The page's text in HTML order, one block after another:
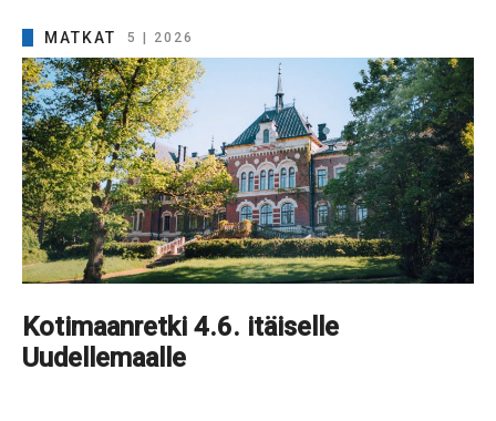
MATKAT 5 | 2026
Kotimaanretki 4.6. itäiselle
Uudellemaalle